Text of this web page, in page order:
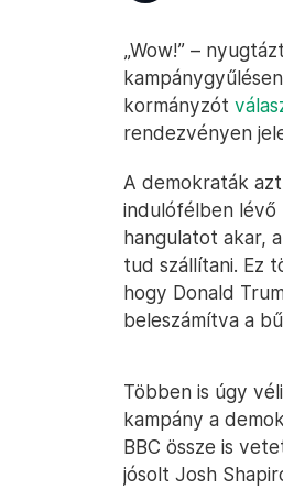
„Wow!” –
kormányzót
rendezvényen
A demokraták
indulófélben lévő
hangulatot akar,
tud szállítani. Ez
hogy Donald
beleszámítva a
Többen is úgy
kampány a
BBC össze is
jósolt Josh